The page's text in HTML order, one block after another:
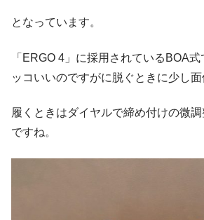
となっています。
「ERGO 4」に採用されているBOA
ッコいいのですがに脱ぐときに少し面
履くときはダイヤルで締め付けの微
ですね。